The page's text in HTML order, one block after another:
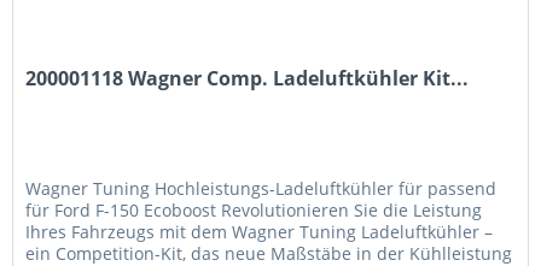
200001118 Wagner Comp. Ladeluftkühler Kit...
Wagner Tuning Hochleistungs-Ladeluftkühler für passend
für Ford F-150 Ecoboost Revolutionieren Sie die Leistung
Ihres Fahrzeugs mit dem Wagner Tuning Ladeluftkühler –
ein Competition-Kit, das neue Maßstäbe in der Kühlleistung